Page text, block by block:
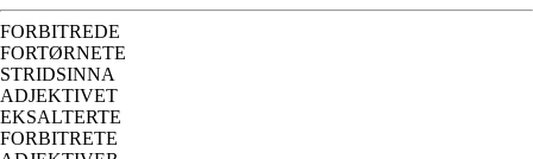
FORBITREDE
FORTØRNETE
STRIDSINNA
ADJEKTIVET
EKSALTERTE
FORBITRETE